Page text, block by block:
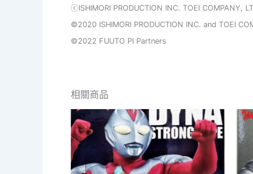
ⓒISHIMORI PRODUCTION INC. TOEI COMPANY,
©2020 ISHIMORI PRODUCTION INC. and TOEI
©2022 FUUTO PI Partners
相關商品